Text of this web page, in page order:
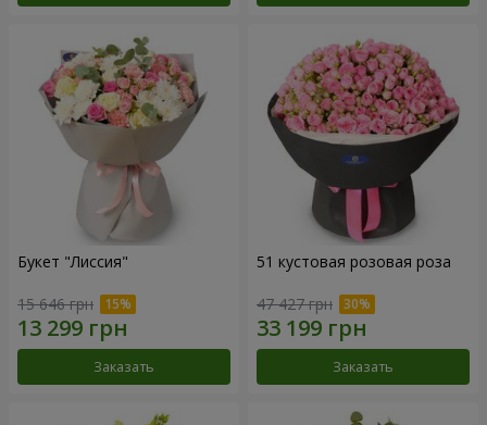
Букет "Лиссия"
15 646 грн
Заказать
51 кустовая розовая роза
47 427 грн
Заказать